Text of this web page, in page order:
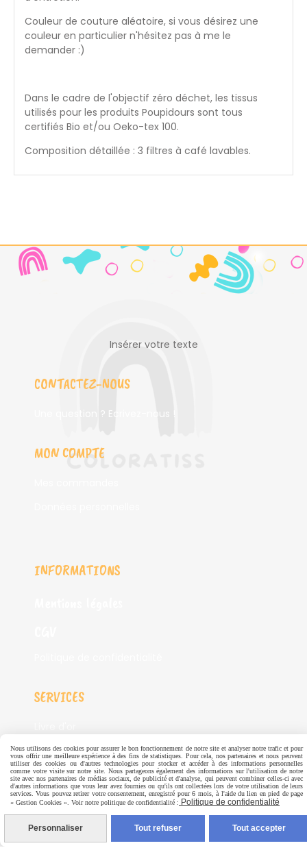
Couleur de couture aléatoire, si vous désirez une
couleur en particulier n'hésitez pas à me le
demander :)
Dans le cadre de l'objectif zéro déchet, les tissus
utilisés pour les produits Poupidours sont tous
certifiés Bio et/ou Oeko-tex 100.
Composition détaillée : 3 filtres à café lavables.
Insérer votre texte
CONTACTEZ-NOUS
Une question ? Ecrivez-nous !
MON COMPTE
INFORMATIONS
SERVICES
Facebook est désactivé. Autoriser
Pinterest est désactivé. Autoriser
Mentions Légales
Conditions générales de vente
Nous utilisons des cookies pour assurer le bon fonctionnement de notre site et analyser notre trafic et pour
vous offrir une meilleure expérience à des fins de statistiques. Pour cela, nos partenaires et nous peuvent
utiliser des cookies ou d'autres technologies pour stocker et accéder à des informations personnelles
comme votre visite sur notre site. Nous partageons également des informations sur l'utilisation de notre
site avec nos partenaires de médias sociaux, de publicité et d'analyse, qui peuvent combiner celles-ci avec
d'autres informations que vous leur avez fournies ou qu'ils ont collectées lors de votre utilisation de leurs
services. Vous pouvez retirer votre consentement, enregistré pour 6 mois, à l'aide du lien en pied de page
« Gestion Cookies ». Voir notre politique de confidentialité : Politique de confidentialité
Personnaliser Tout refuser Tout accepter